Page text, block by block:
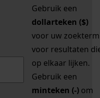
Gebruik een
dollarteken ($)
voor uw zoekterm
voor resultaten
op elkaar lijken.
Gebruik een
minteken (-) om